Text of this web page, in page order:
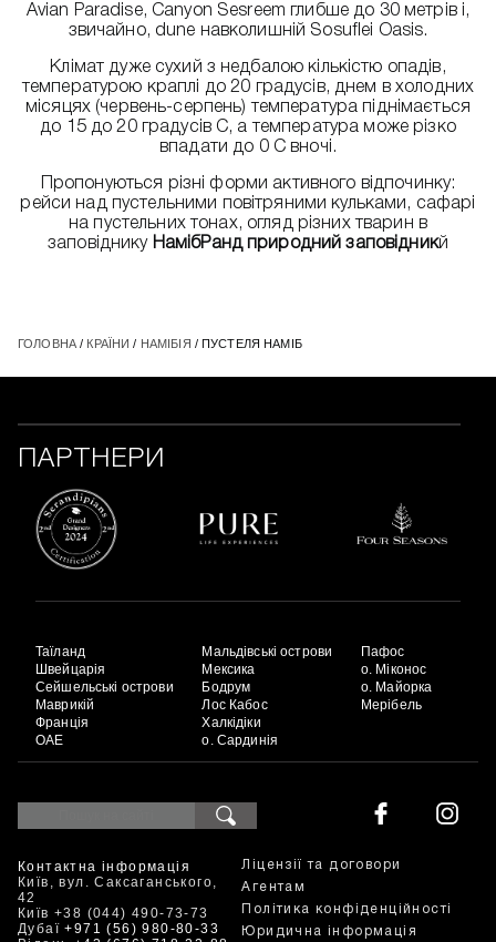
Avian Paradise, Canyon Sesreem глибше до 30 метрів і,
звичайно, dune навколишній Sosuflei Oasis.
Клімат дуже сухий з недбалою кількістю опадів,
температурою краплі до 20 градусів, днем в холодних
місяцях (червень-серпень) температура піднімається
до 15 до 20 градусів С, а температура може різко
впадати до 0 С вночі.
Пропонуються різні форми активного відпочинку:
рейси над пустельними повітряними кульками, сафарі
на пустельних тонах, огляд різних тварин в
заповіднику НамібРанд природний заповідникй
ГОЛОВНА/ КРАЇНИ / НАМІБІЯ / ПУСТЕЛЯ НАМІБ
ПАРТНЕРИ
Таїланд
Швейцарія
Сейшельські острови
Маврикій
Франція
ОАЕ
Мальдівські острови
Мексика
Бодрум
Лос Кабос
Халкідіки
о. Сардинія
Пафос
о. Міконос
о. Майорка
Мерібель
Контактна інформація
Київ, вул. Саксаганського,
42
Київ +38 (044) 490-73-73
Дубаї+971 (56) 980-80-33
Ліцензії та договори
Агентам
Політика конфіденційності
Юридична інформація